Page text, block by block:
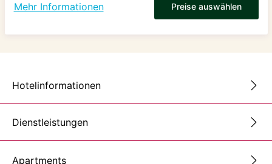
Mehr Informationen Preise auswählen
Hotelinformationen
Dienstleistungen
Apartments